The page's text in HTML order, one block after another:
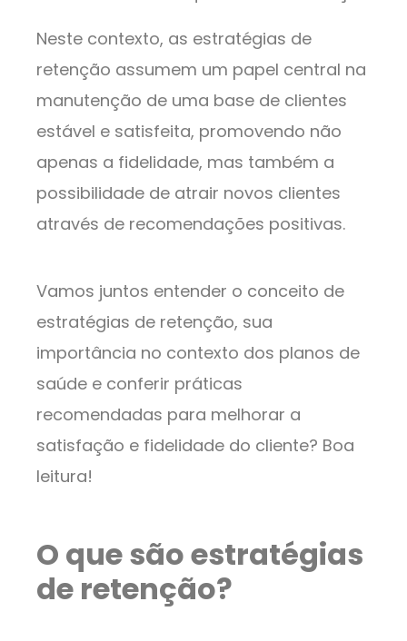
Neste contexto, as estratégias de
retenção assumem um papel central na
manutenção de uma base de clientes
estável e satisfeita, promovendo não
apenas a fidelidade, mas também a
possibilidade de atrair novos clientes
através de recomendações positivas.
Vamos juntos entender o conceito de
estratégias de retenção, sua
importância no contexto dos planos de
saúde e conferir práticas
recomendadas para melhorar a
satisfação e fidelidade do cliente? Boa
leitura!
O que são estratégias
de retenção?